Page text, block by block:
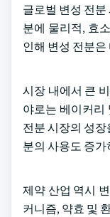
글로벌 변성 전
분에 물리적, 효
인해 변성 전분
시장 내에서 큰
야로는 베이커리
전분 시장의 성
분의 사용도 증
제약 산업 역시
커니즘, 약효 및